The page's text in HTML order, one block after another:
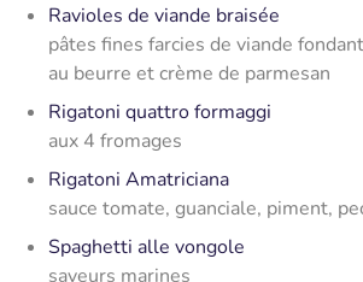
Ravioles de viande braisée
pâtes fines farcies de viande
au beurre et crème de parmesan
Rigatoni quattro formaggi
aux 4 fromages
Rigatoni Amatriciana
sauce tomate, guanciale, piment,
Spaghetti alle vongole
saveurs marines